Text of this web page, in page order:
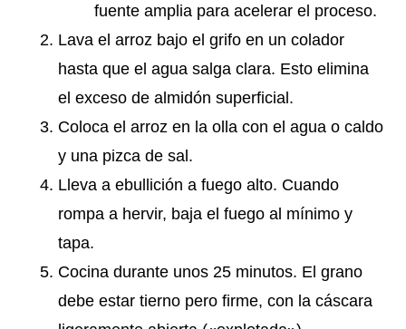
fuente amplia para acelerar el proceso.
Lava el arroz bajo el grifo en un colador
hasta que el agua salga clara. Esto elimina
el exceso de almidón superficial.
Coloca el arroz en la olla con el agua o caldo
y una pizca de sal.
Lleva a ebullición a fuego alto. Cuando
rompa a hervir, baja el fuego al mínimo y
tapa.
Cocina durante unos 25 minutos. El grano
debe estar tierno pero firme, con la cáscara